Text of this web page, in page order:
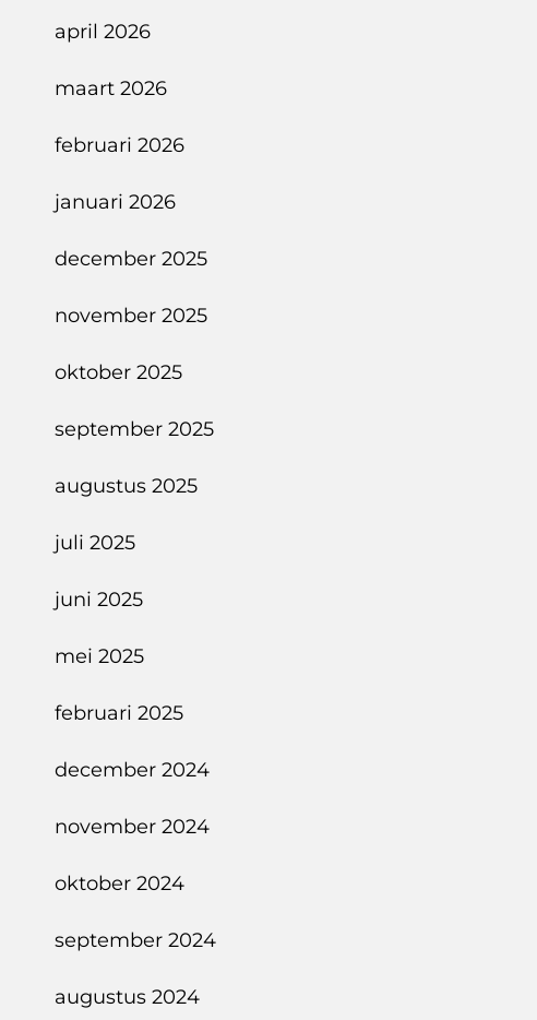
april 2026
maart 2026
februari 2026
januari 2026
december 2025
november 2025
oktober 2025
september 2025
augustus 2025
juli 2025
juni 2025
mei 2025
februari 2025
december 2024
november 2024
oktober 2024
september 2024
augustus 2024